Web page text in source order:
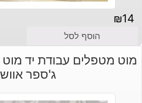
₪14
הוסף לסל
מוט מטפלים עבודת יד מוט
ג'ספר